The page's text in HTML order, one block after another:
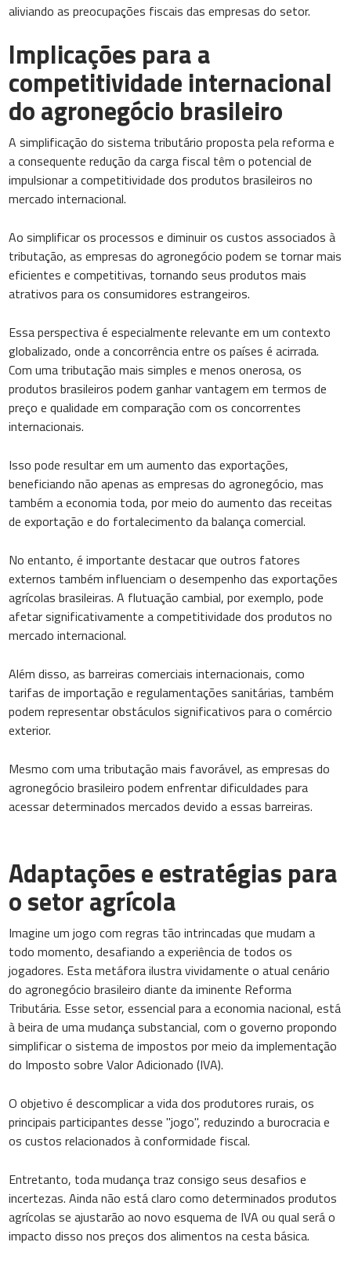
aliviando as preocupações fiscais das empresas do setor.
Implicações para a
competitividade internacional
do agronegócio brasileiro
A simplificação do sistema tributário proposta pela reforma e
a consequente redução da carga fiscal têm o potencial de
impulsionar a competitividade dos produtos brasileiros no
mercado internacional.
Ao simplificar os processos e diminuir os custos associados à
tributação, as empresas do agronegócio podem se tornar mais
eficientes e competitivas, tornando seus produtos mais
atrativos para os consumidores estrangeiros.
Essa perspectiva é especialmente relevante em um contexto
globalizado, onde a concorrência entre os países é acirrada.
Com uma tributação mais simples e menos onerosa, os
produtos brasileiros podem ganhar vantagem em termos de
preço e qualidade em comparação com os concorrentes
internacionais.
Isso pode resultar em um aumento das exportações,
beneficiando não apenas as empresas do agronegócio, mas
também a economia toda, por meio do aumento das receitas
de exportação e do fortalecimento da balança comercial.
No entanto, é importante destacar que outros fatores
externos também influenciam o desempenho das exportações
agrícolas brasileiras. A flutuação cambial, por exemplo, pode
afetar significativamente a competitividade dos produtos no
mercado internacional.
Além disso, as barreiras comerciais internacionais, como
tarifas de importação e regulamentações sanitárias, também
podem representar obstáculos significativos para o comércio
exterior.
Mesmo com uma tributação mais favorável, as empresas do
agronegócio brasileiro podem enfrentar dificuldades para
acessar determinados mercados devido a essas barreiras.
Adaptações e estratégias para
o setor agrícola
Imagine um jogo com regras tão intrincadas que mudam a
todo momento, desafiando a experiência de todos os
jogadores. Esta metáfora ilustra vividamente o atual cenário
do agronegócio brasileiro diante da iminente Reforma
Tributária. Esse setor, essencial para a economia nacional, está
à beira de uma mudança substancial, com o governo propondo
simplificar o sistema de impostos por meio da implementação
do Imposto sobre Valor Adicionado (IVA).
O objetivo é descomplicar a vida dos produtores rurais, os
principais participantes desse "jogo", reduzindo a burocracia e
os custos relacionados à conformidade fiscal.
Entretanto, toda mudança traz consigo seus desafios e
incertezas. Ainda não está claro como determinados produtos
agrícolas se ajustarão ao novo esquema de IVA ou qual será o
impacto disso nos preços dos alimentos na cesta básica.